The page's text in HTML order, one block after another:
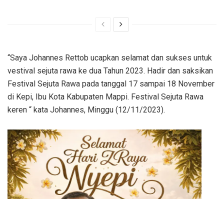
“Saya Johannes Rettob ucapkan selamat dan sukses untuk
vestival sejuta rawa ke dua Tahun 2023. Hadir dan saksikan
Festival Sejuta Rawa pada tanggal 17 sampai 18 November
di Kepi, Ibu Kota Kabupaten Mappi. Festival Sejuta Rawa
keren “ kata Johannes, Minggu (12/11/2023).